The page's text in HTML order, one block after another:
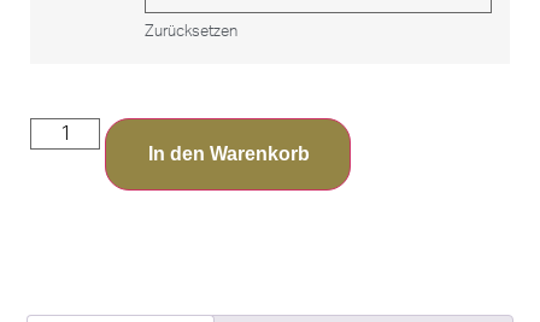
Zurücksetzen
In den Warenkorb